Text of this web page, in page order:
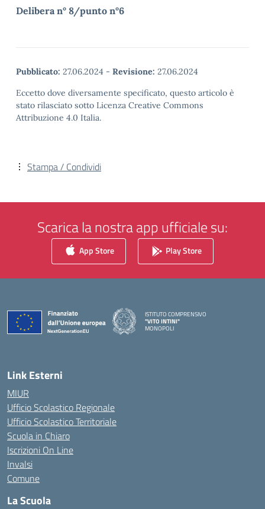
Delibera n° 8/punto n°6
Pubblicato: 27.06.2024 - Revisione: 27.06.2024
Eccetto dove diversamente specificato, questo articolo è
stato rilasciato sotto Licenza Creative Commons
Attribuzione 4.0 Italia.
Stampa / Condividi
Scarica la nostra app ufficiale su:
App Store Play Store
ISTITUTO COMPRENSIVO
"VITO INTINI"
MONOPOLI
Link Esterni
MIUR
Ufficio Scolastico Regionale
Ufficio Scolastico Territoriale
Scuola in Chiaro
Iscrizioni On Line
Invalsi
Comune
La Scuola